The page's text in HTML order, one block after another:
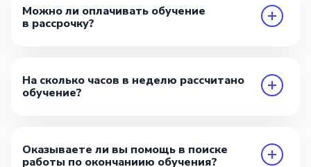
Можно ли оплачивать обучение
в рассрочку?
На сколько часов в неделю рассчитано
обучение?
Оказываете ли вы помощь в поиске
работы по окончаниию обучения?